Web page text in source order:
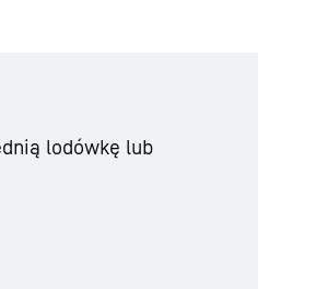
lodówkę lub